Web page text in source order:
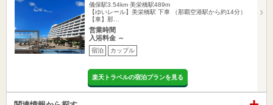
儀保駅3.54km 美栄橋駅489m
【ゆいレール】美栄橋駅 下車 （那覇空港駅から約14分）
【車】那…
営業時間
入浴料金 ～
宿泊 カップル
楽天トラベルの宿泊プランを見る